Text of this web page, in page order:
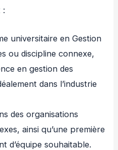
:
universitaire en Gestion
ou discipline connexe,
en gestion des
dans l’industrie
des organisations
ainsi qu’une première
d’équipe souhaitable.